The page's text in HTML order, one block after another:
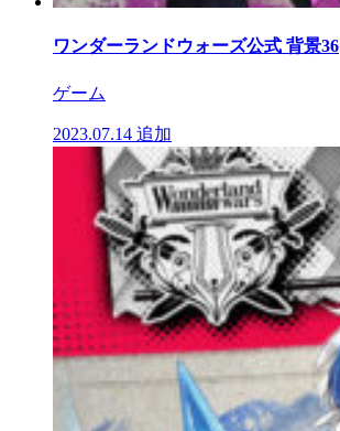
ワンダーランドウォーズ公式 背景36
ゲーム
2023.07.14 追加